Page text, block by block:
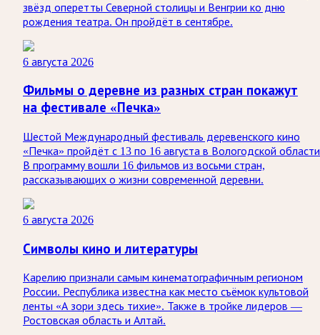
звёзд оперетты Северной столицы и Венгрии ко дню
рождения театра. Он пройдёт в сентябре.
6 августа 2026
Фильмы о деревне из разных стран покажут
на фестивале «Печка»
Шестой Международный фестиваль деревенского кино
«Печка» пройдёт с 13 по 16 августа в Вологодской
В программу вошли 16 фильмов из восьми стран,
рассказывающих о жизни современной деревни.
6 августа 2026
Символы кино и литературы
Карелию признали самым кинематографичным регионом
России. Республика известна как место съёмок культовой
ленты «А зори здесь тихие». Также в тройке лидеров —
Ростовская область и Алтай.